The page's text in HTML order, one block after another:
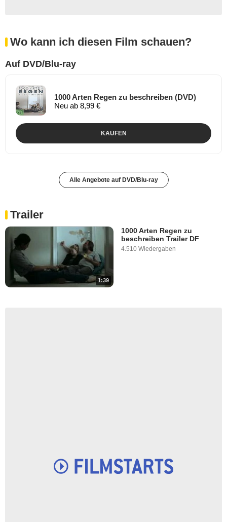
Wo kann ich diesen Film schauen?
Auf DVD/Blu-ray
1000 Arten Regen zu beschreiben (DVD)
Neu ab 8,99 €
KAUFEN
Alle Angebote auf DVD/Blu-ray
Trailer
1:39
1000 Arten Regen zu
beschreiben Trailer DF
4.510 Wiedergaben